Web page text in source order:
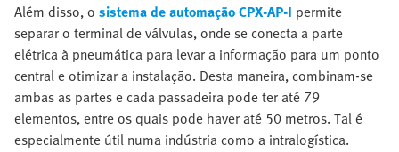
Além disso, o sistema de automação CPX-AP-I permite
separar o terminal de válvulas, onde se conecta a parte
elétrica à pneumática para levar a informação para um ponto
central e otimizar a instalação. Desta maneira, combinam-se
ambas as partes e cada passadeira pode ter até 79
elementos, entre os quais pode haver até 50 metros. Tal é
especialmente útil numa indústria como a intralogística.